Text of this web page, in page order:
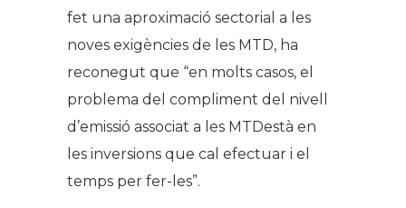
fet una aproximació sectorial a les
noves exigències de les MTD, ha
reconegut que “en molts casos, el
problema del compliment del nivell
d’emissió associat a les MTDestà en
les inversions que cal efectuar i el
temps per fer-les”.